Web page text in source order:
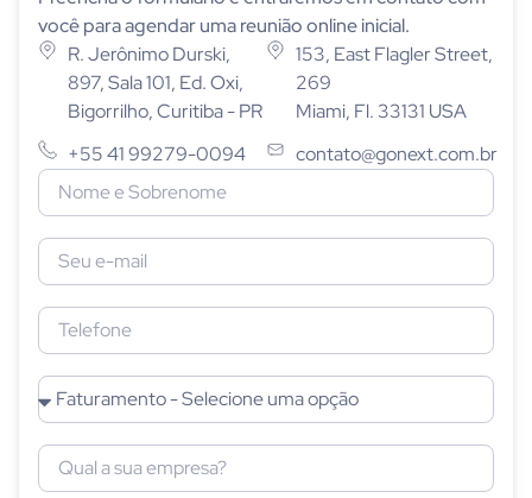
você para agendar uma reunião online inicial.
R. Jerônimo Durski,
897, Sala 101, Ed. Oxi,
Bigorrilho, Curitiba - PR
+55 41 99279-0094
153, East Flagler Street,
269
Miami, Fl. 33131 USA
contato@gonext.com.br